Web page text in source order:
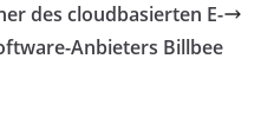
des cloudbasierten E-
Anbieters Billbee